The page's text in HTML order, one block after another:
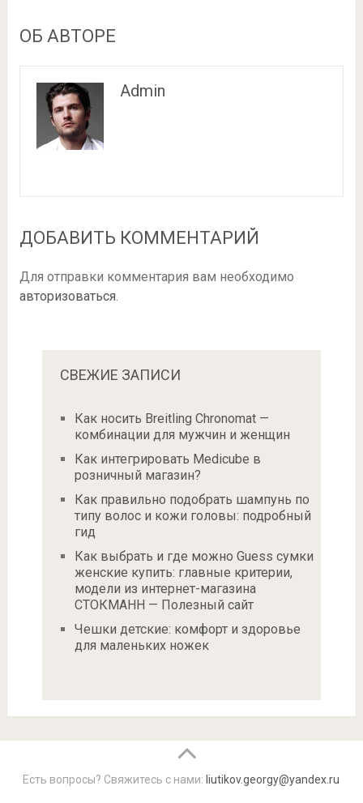
ОБ АВТОРЕ
Admin
ДОБАВИТЬ КОММЕНТАРИЙ
Для отправки комментария вам необходимо
авторизоваться.
СВЕЖИЕ ЗАПИСИ
Как носить Breitling Chronomat —
комбинации для мужчин и женщин
Как интегрировать Medicube в
розничный магазин?
Как правильно подобрать шампунь по
типу волос и кожи головы: подробный
гид
Как выбрать и где можно Guess сумки
женские купить: главные критерии,
модели из интернет-магазина
СТОКМАНН — Полезный сайт
Чешки детские: комфорт и здоровье
для маленьких ножек
Есть вопросы? Свяжитесь с нами: liutikov.georgy@yandex.ru